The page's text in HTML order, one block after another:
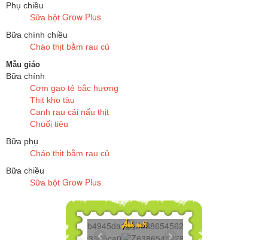
Phụ chiều
Sữa bột Grow Plus
Bữa chính chiều
Cháo thịt bằm rau củ
Mẫu giáo
Bữa chính
Cơm gạo tẻ bắc hương
Thịt kho tàu
Canh rau cải nấu thịt
Chuối tiêu
Bữa phụ
Cháo thịt bằm rau củ
Bữa chiều
Sữa bột Grow Plus
Ảnh mới